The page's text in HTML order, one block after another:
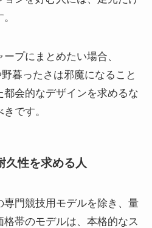
プにまとめたい場合、
暮ったさは邪魔になること
会的なデザインを求めるな
です。
久性を求める人
専門競技用モデルを除き、量
帯のモデルは、本格的なス